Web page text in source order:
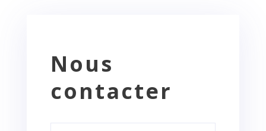
Nous
contacter